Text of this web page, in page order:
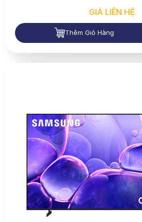
GIÁ LIÊN HỆ
Thêm Giỏ Hàng